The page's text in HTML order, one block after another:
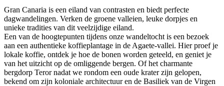
Gran Canaria is een eiland van contrasten en biedt perfecte
dagwandelingen. Verken de groene valleien, leuke dorpjes en
unieke tradities van dit veelzijdige eiland.
Een van de hoogtepunten tijdens onze wandeltocht is een bezoek
aan een authentieke koffieplantage in de Agaete-vallei. Hier proef je
lokale koffie, ontdek je hoe de bonen worden geteeld, en geniet je
van het uitzicht op de omliggende bergen. Of het charmante
bergdorp Terornadat we rondom een oude krater zijn gelopen,
bekend om zijn koloniale architectuur en de Basiliek van de Virgen